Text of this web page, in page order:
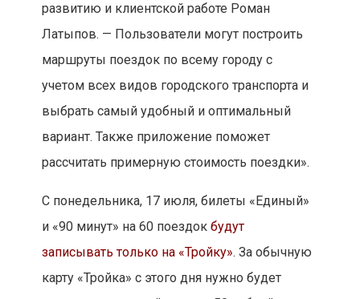
развитию и клиентской работе Роман
Латыпов. — Пользователи могут построить
маршруты поездок по всему городу с
учетом всех видов городского транспорта и
выбрать самый удобный и оптимальный
вариант. Также приложение поможет
рассчитать примерную стоимость поездки».
С понедельника, 17 июля, билеты «Единый»
и «90 минут» на 60 поездок будут
записывать только на «Тройку». За обычную
карту «Тройка» с этого дня нужно будет